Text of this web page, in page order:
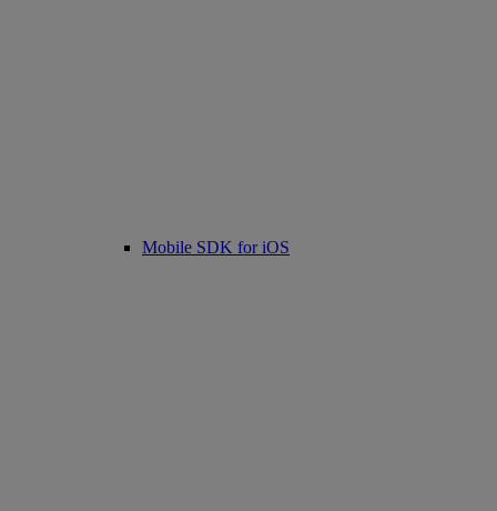
Mobile SDK for iOS